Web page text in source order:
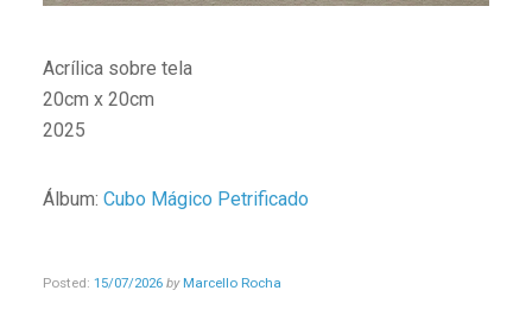
Acrílica sobre tela
20cm x 20cm
2025
Álbum: Cubo Mágico Petrificado
Posted: 15/07/2026 by Marcello Rocha